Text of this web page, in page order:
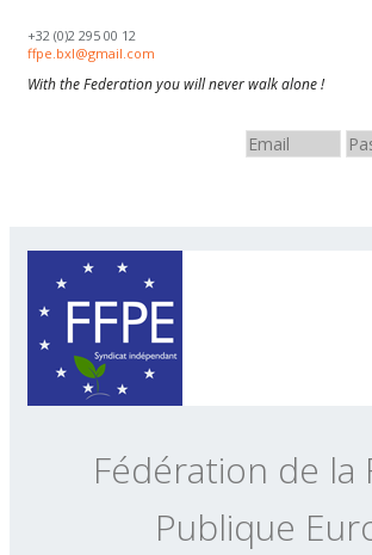
+32 (0)2 295 00 12
ffpe.bxl@gmail.com
With the Federation you will never walk alone !
Fédération de la
Publique